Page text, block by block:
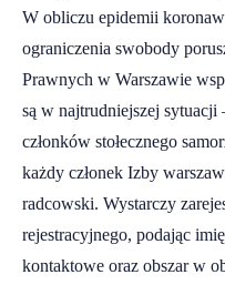
W obliczu epidemii
ograniczenia swobody
Prawnych w Warszawie
są w najtrudniejszej sytuacji
członków stołecznego
każdy członek Izby
radcowski. Wystarczy
rejestracyjnego, podając
kontaktowe oraz obszar w